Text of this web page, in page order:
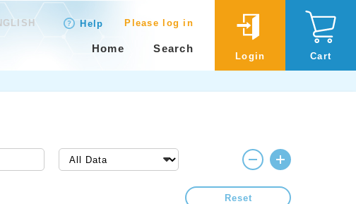
Help Please log in
Home Search
Login Cart
Reset